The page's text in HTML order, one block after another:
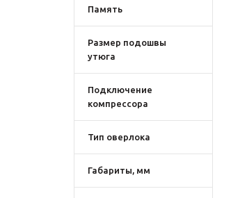
Память
Размер подошвы
утюга
Подключение
компрессора
Тип оверлока
Габариты, мм